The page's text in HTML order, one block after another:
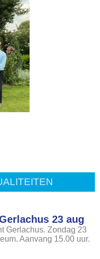
23 aug
Gerlachus. Zondag 23
Aanvang 15.00 uur.